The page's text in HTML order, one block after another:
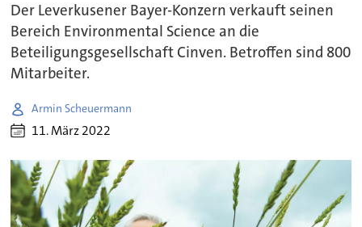
Der Leverkusener Bayer-Konzern verkauft seinen
Bereich Environmental Science an die
Beteiligungsgesellschaft Cinven. Betroffen sind 800
Mitarbeiter.
Armin Scheuermann
11. März 2022